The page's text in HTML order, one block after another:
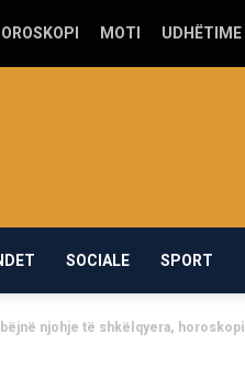
MOTI UDHËTIME
SOCIALE SPORT
njohje të shkëlqyera,